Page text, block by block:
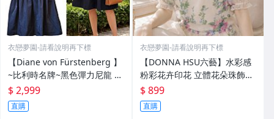
衣戀夢園-請看說明再下標
【Diane von Fürstenberg 】
~比利時名牌~黑色彈力尼龍 縮
腰歐風洋裝~MH-2
$ 2,999
直購
衣戀夢園-請看說明再下標
【DONNA HSU六藝】水彩感
粉彩花卉印花 立體花朵珠飾優
雅米色美衣~F-13
$ 899
直購